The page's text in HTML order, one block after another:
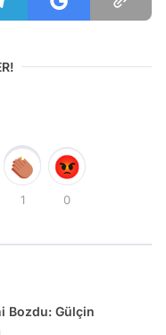
1 0
Bozdu: Gülçin